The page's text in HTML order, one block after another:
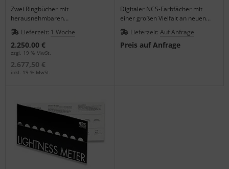
oder ein Copyshop die NCS-Farben in cmyk umrechnen kann.
Bevor Sie eine hochwertige NCS Farbkarte kaufen, beraten wir
Sie gerne über die Anwendungsmöglichkeiten.
Zwei Ringbücher mit
herausnehmbaren
Einzelnmustern für Profis aus
Farbstudios, Design oder
Architektur.
Lieferzeit: 1 Woche
2.250,00 €
zzgl. 19 % MwSt.
2.677,50 €
inkl. 19 % MwSt.
Digitaler NCS-Farbfächer mit
einer großen Vielfalt an neuen
Möglichkeiten, intuitiver
Bedienung, elektr. Notizbuch.
Lieferzeit: Auf Anfrage
Preis auf Anfrage